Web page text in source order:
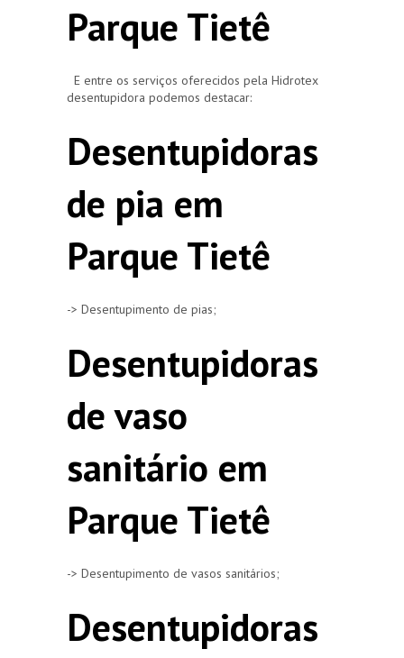
Parque Tietê
E entre os serviços oferecidos pela Hidrotex
desentupidora podemos destacar:
Desentupidoras
de pia em
Parque Tietê
-> Desentupimento de pias;
Desentupidoras
de vaso
sanitário em
Parque Tietê
-> Desentupimento de vasos sanitários;
Desentupidoras